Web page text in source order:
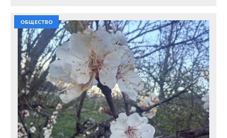
ОБЩЕСТВО